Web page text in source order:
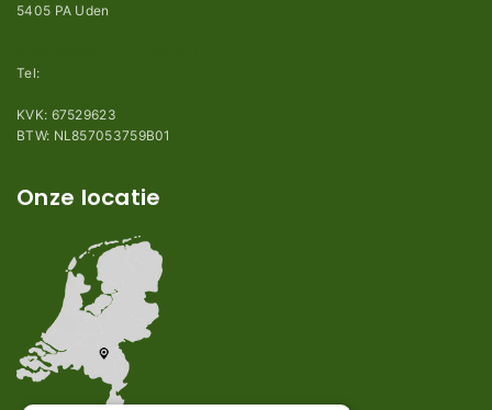
5405 PA Uden
Tel:
KVK: 67529623
BTW: NL857053759B01
Onze locatie